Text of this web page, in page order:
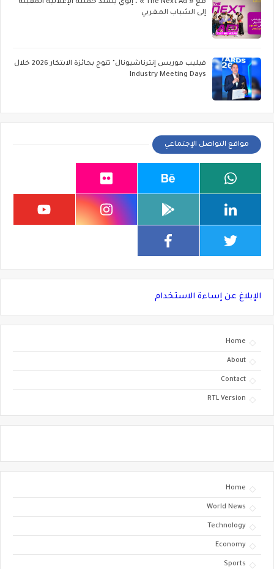
مع « The Next Ad » ، إنوي يُسند حملته الإعلانية المقبلة
إلى الشباب المغربي
فيليب موريس إنترناشيونال" تتوج بجائزة الابتكار 2026 خلال
Industry Meeting Days
مواقع التواصل الإجتماعي
الإبلاغ عن إساءة الاستخدام
Home
About
Contact
RTL Version
Home
World News
Technology
Economy
Sports